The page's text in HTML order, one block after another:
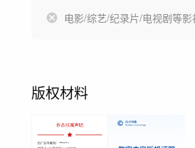
电影/综艺/纪录片/电视剧等影
版权材料